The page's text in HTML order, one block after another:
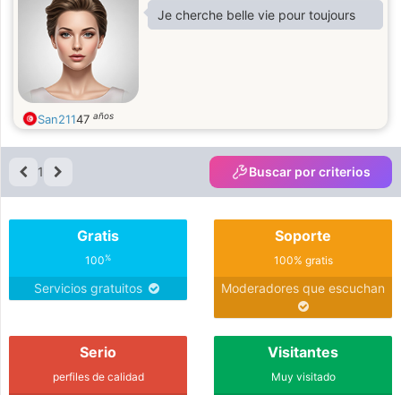
Je cherche belle vie pour toujours
San21147 años
1 Buscar por criterios
Gratis
100%
Servicios gratuitos
Soporte
100% gratis
Moderadores que escuchan
Serio
perfiles de calidad
Visitantes
Muy visitado